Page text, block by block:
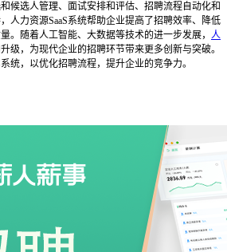
候选人管理、面试安排和评估、招聘流程自动化和
人力资源SaaS系统帮助企业提高了招聘效率、降低
。随着人工智能、大数据等技术的进一步发展， 人
级，为现代企业的招聘环节带来更多创新与突破。
统，以优化招聘流程，提升企业的竞争力。